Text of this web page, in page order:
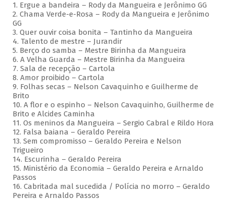
1. Ergue a bandeira – Rody da Mangueira e Jerônimo GG
2. Chama Verde-e-Rosa – Rody da Mangueira e Jerônimo
GG
3. Quer ouvir coisa bonita – Tantinho da Mangueira
4. Talento de mestre – Jurandir
5. Berço do samba – Mestre Birinha da Mangueira
6. A Velha Guarda – Mestre Birinha da Mangueira
7. Sala de recepção – Cartola
8. Amor proibido – Cartola
9. Folhas secas – Nelson Cavaquinho e Guilherme de
Brito
10. A flor e o espinho – Nelson Cavaquinho, Guilherme de
Brito e Alcides Caminha
11. Os meninos da Mangueira – Sergio Cabral e Rildo Hora
12. Falsa baiana – Geraldo Pereira
13. Sem compromisso – Geraldo Pereira e Nelson
Trigueiro
14. Escurinha – Geraldo Pereira
15. Ministério da Economia – Geraldo Pereira e Arnaldo
Passos
16. Cabritada mal sucedida / Polícia no morro – Geraldo
Pereira e Arnaldo Passos